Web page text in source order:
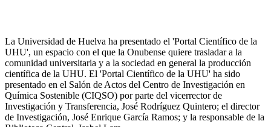
La Universidad de Huelva ha presentado el 'Portal Científico de la
UHU', un espacio con el que la Onubense quiere trasladar a la
comunidad universitaria y a la sociedad en general la producción
científica de la UHU. El 'Portal Científico de la UHU' ha sido
presentado en el Salón de Actos del Centro de Investigación en
Química Sostenible (CIQSO) por parte del vicerrector de
Investigación y Transferencia, José Rodríguez Quintero; el director
de Investigación, José Enrique García Ramos; y la responsable de la